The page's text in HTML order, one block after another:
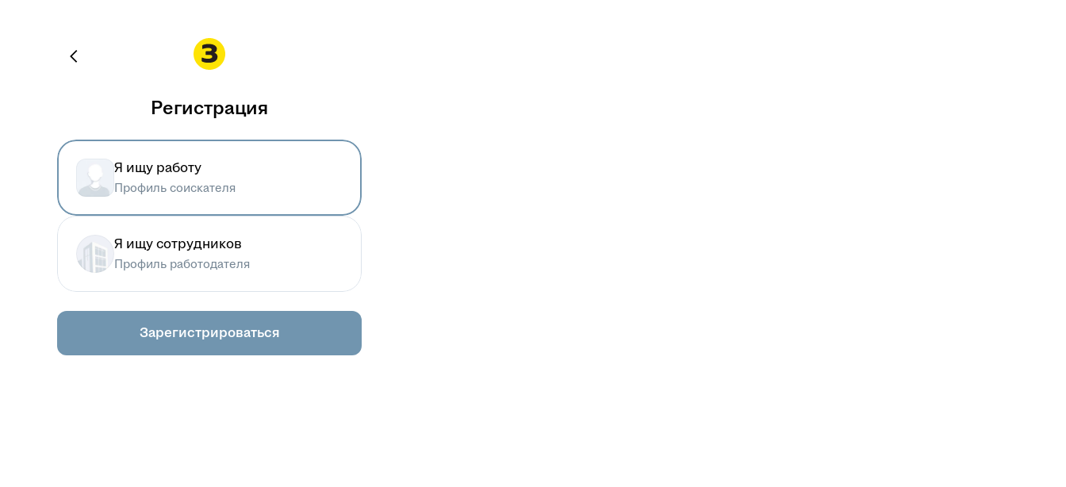
Регистрация
Я ищу работу
Профиль соискателя
Я ищу сотрудников
Профиль работодателя
Зарегистрироваться